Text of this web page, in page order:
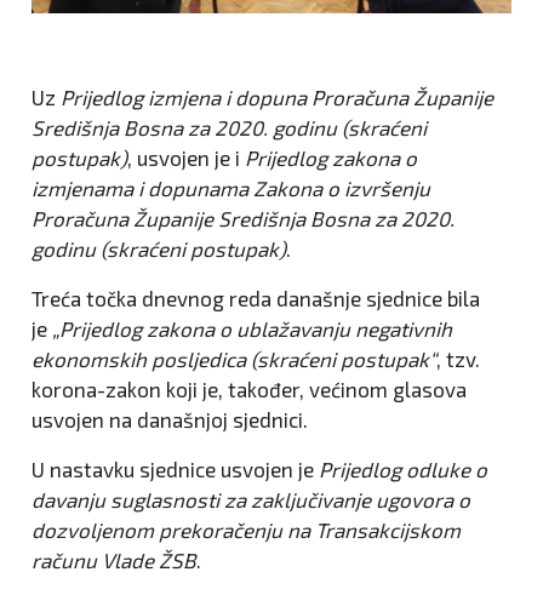
Uz Prijedlog izmjena i dopuna Proračuna Županije
Središnja Bosna za 2020. godinu (skraćeni
postupak), usvojen je i Prijedlog zakona o
izmjenama i dopunama Zakona o izvršenju
Proračuna Županije Središnja Bosna za 2020.
godinu (skraćeni postupak).
Treća točka dnevnog reda današnje sjednice bila
je „Prijedlog zakona o ublažavanju negativnih
ekonomskih posljedica (skraćeni postupak“, tzv.
korona-zakon koji je, također, većinom glasova
usvojen na današnjoj sjednici.
U nastavku sjednice usvojen je Prijedlog odluke o
davanju suglasnosti za zaključivanje ugovora o
dozvoljenom prekoračenju na Transakcijskom
računu Vlade ŽSB.